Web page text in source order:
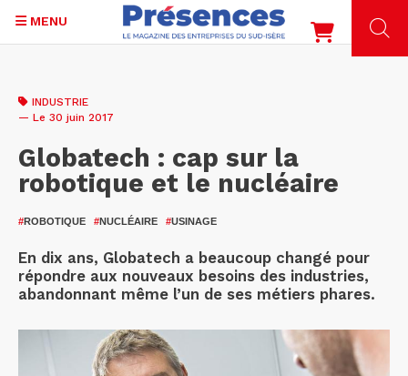
contenu
MENU
INDUSTRIE
— Le 30 juin 2017
Globatech : cap sur la
robotique et le nucléaire
#ROBOTIQUE #NUCLÉAIRE #USINAGE
En dix ans, Globatech a beaucoup changé pour
répondre aux nouveaux besoins des industries,
abandonnant même l’un de ses métiers phares.